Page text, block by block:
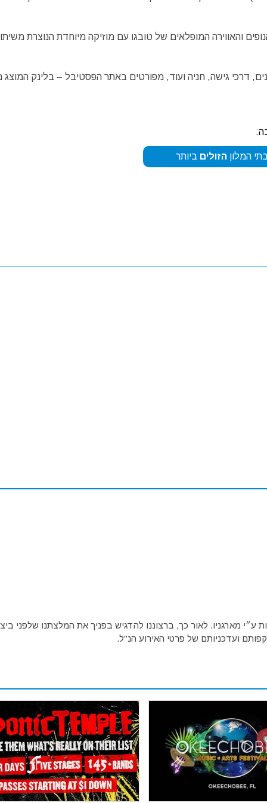
והאווירה המופלאים של טובגו עם מוזיקה מיוחדת הנוצרת
דרכי גישה, חניה ועוד, מפורטים באתר הפסטיבל – בלינק
המלוןהזולים ביותר
מארגניו. לאור כך, ברצוננו להדגיש בפניך את המלצתנו שלפני
ועדכניותם של פרטי האירוע הנ"ל.